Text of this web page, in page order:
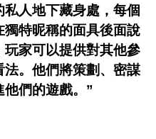
人地下藏身處，每個
獨特昵稱的面具後面說
家可以提供對其他參
。他們將策劃、密謀
們的遊戲。”